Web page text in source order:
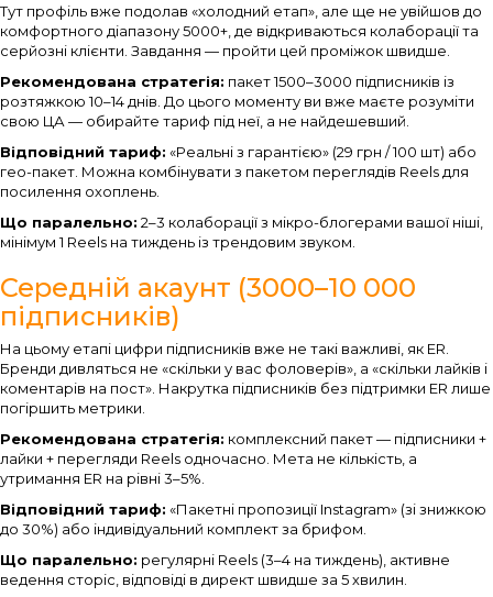
Тут профіль вже подолав «холодний етап», але ще не увійшов до
комфортного діапазону 5000+, де відкриваються колаборації та
серйозні клієнти. Завдання — пройти цей проміжок швидше.
Рекомендована стратегія: пакет 1500–3000 підписників із
розтяжкою 10–14 днів. До цього моменту ви вже маєте розуміти
свою ЦА — обирайте тариф під неї, а не найдешевший.
Відповідний тариф: «Реальні з гарантією» (29 грн / 100 шт) або
гео-пакет. Можна комбінувати з пакетом переглядів Reels для
посилення охоплень.
Що паралельно: 2–3 колаборації з мікро-блогерами вашої ніші,
мінімум 1 Reels на тиждень із трендовим звуком.
Середній акаунт (3000–10 000
підписників)
На цьому етапі цифри підписників вже не такі важливі, як ER.
Бренди дивляться не «скільки у вас фоловерів», а «скільки лайків і
коментарів на пост». Накрутка підписників без підтримки ER лише
погіршить метрики.
Рекомендована стратегія: комплексний пакет — підписники +
лайки + перегляди Reels одночасно. Мета не кількість, а
утримання ER на рівні 3–5%.
Відповідний тариф: «Пакетні пропозиції Instagram» (зі знижкою
до 30%) або індивідуальний комплект за брифом.
Що паралельно: регулярні Reels (3–4 на тиждень), активне
ведення сторіс, відповіді в директ швидше за 5 хвилин.